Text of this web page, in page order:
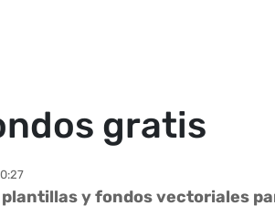
gratis
y fondos vectoriales